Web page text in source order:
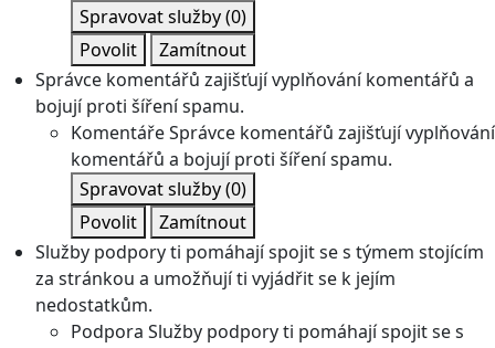
Spravovat služby(0)
Povolit
Zamítnout
Správce komentářů zajišťují vyplňování komentářů a
bojují proti šíření spamu.
KomentářeSprávce komentářů zajišťují vyplňování
komentářů a bojují proti šíření spamu.
Spravovat služby(0)
Povolit
Zamítnout
Služby podpory ti pomáhají spojit se s týmem stojícím
za stránkou a umožňují ti vyjádřit se k jejím
nedostatkům.
Podpora Služby podpory ti pomáhají spojit se s